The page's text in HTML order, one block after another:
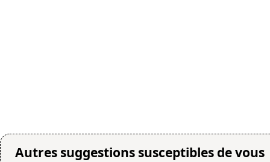
Autres suggestions susceptibles de vous